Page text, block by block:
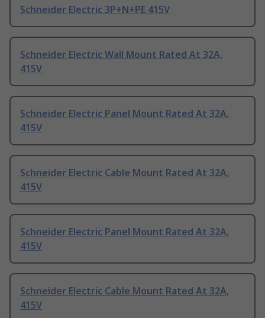
Schneider Electric 3P+N+PE 415V
Schneider Electric Wall Mount Rated At 32A,
415V
Schneider Electric Panel Mount Rated At 32A,
415V
Schneider Electric Cable Mount Rated At 32A,
415V
Schneider Electric Panel Mount Rated At 32A,
415V
Schneider Electric Cable Mount Rated At 32A,
415V